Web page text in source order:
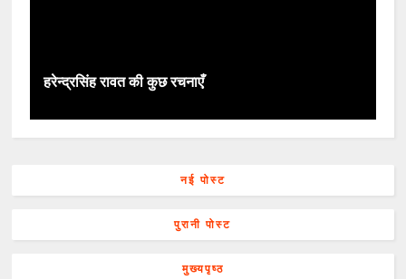
हरेन्द्रसिंह रावत की कुछ रचनाएँ
नई पोस्ट
पुरानी पोस्ट
मुख्यपृष्ठ